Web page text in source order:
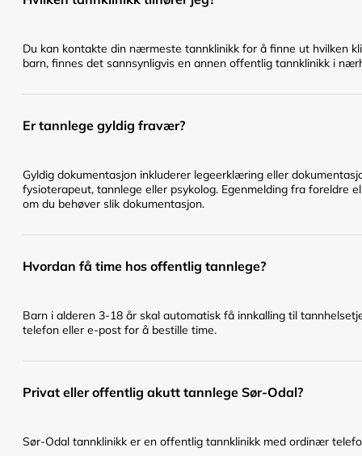
Du kan kontakte din nærmeste tannklinikk for å finne ut hvilken
barn, finnes det sannsynligvis en annen offentlig tannklinikk i
Er tannlege gyldig fravær?
Gyldig dokumentasjon inkluderer legeerklæring eller
fysioterapeut, tannlege eller psykolog. Egenmelding fra foreldre
om du behøver slik dokumentasjon.
Hvordan få time hos offentlig tannlege?
Barn i alderen 3-18 år skal automatisk få innkalling til
telefon eller e-post for å bestille time.
Privat eller offentlig akutt tannlege Sør-Odal?
Sør-Odal tannklinikk er en offentlig tannklinikk med ordinær